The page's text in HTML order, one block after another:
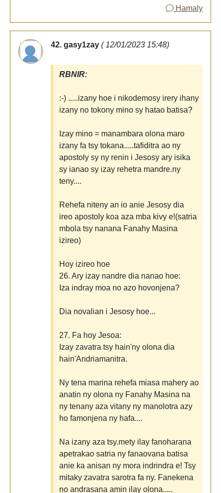
Hamaly
42. gasy1zay ( 12/01/2023 15:48)
RBNIR:
:-) .....izany hoe i nikodemosy irery ihany
izany no tokony mino sy hatao batisa?
Izay mino = manambara olona maro
izany fa tsy tokana.....tafiditra ao ny
apostoly sy ny renin i Jesosy ary isika
sy ianao sy izay rehetra mandre.ny
teny....
Rehefa niteny an io anie Jesosy dia
ireo apostoly koa aza mba kivy e!(satria
mbola tsy nanana Fanahy Masina
izireo)
Hoy izireo hoe
26. Ary izay nandre dia nanao hoe:
Iza indray moa no azo hovonjena?
Dia novalian i Jesosy hoe...
27. Fa hoy Jesoa:
Izay zavatra tsy hain'ny olona dia
hain'Andriamanitra.
Ny tena marina rehefa miasa mahery ao
anatin ny olona ny Fanahy Masina na
ny tenany aza vitany ny manolotra azy
ho famonjena ny hafa....
Na izany aza tsy.mety ilay fanoharana
apetrakao satria ny fanaovana batisa
anie ka anisan ny mora indrindra e! Tsy
mitaky zavatra sarotra fa ny. Fanekena
no andrasana amin ilay olona.....